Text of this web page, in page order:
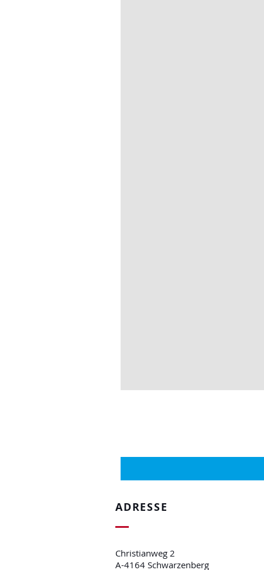
ADRESSE
Christianweg 2
A-4164 Schwarzenberg